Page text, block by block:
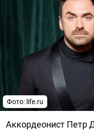
Фото: life.ru
Аккордеонист Петр